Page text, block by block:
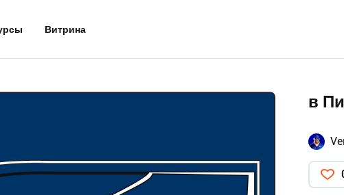
Витрина
в